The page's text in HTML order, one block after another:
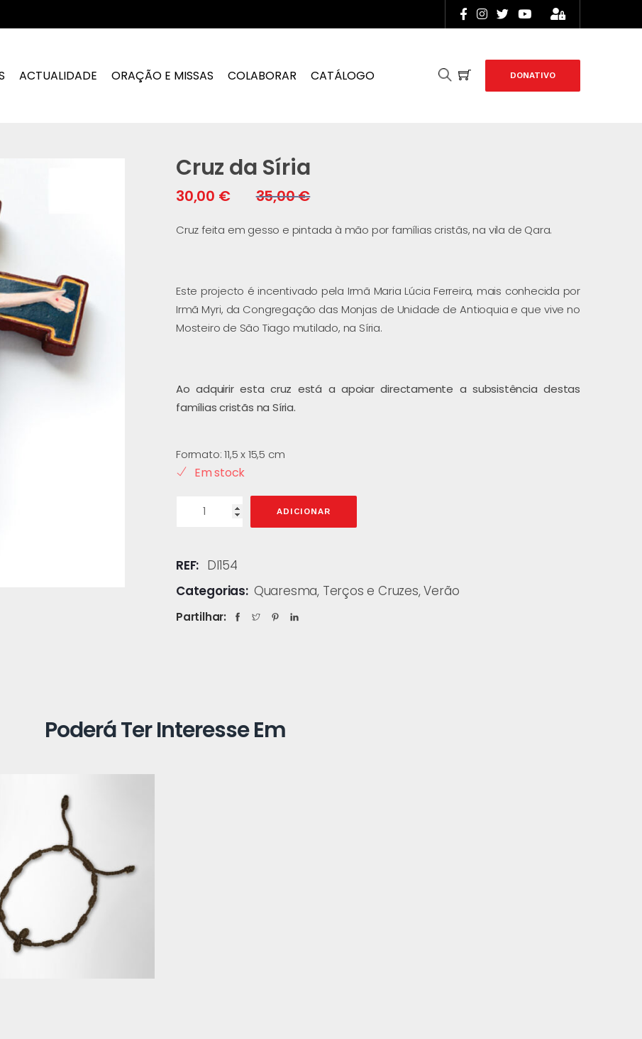
ACTUALIDADE ORAÇÃO E MISSAS COLABORAR CATÁLOGO DONATIVO
Cruz da Síria
35,00€
30,00 €
Cruz feita em gesso e pintada à mão por famílias cristãs, na vila de Qara.
Este projecto é incentivado pela Irmã Maria Lúcia Ferreira, mais conhecida por
Irmã Myri, da Congregação das Monjas de Unidade de Antioquia e que vive no
Mosteiro de São Tiago mutilado, na Síria.
Ao adquirir esta cruz está a apoiar directamente a subsistência destas
famílias cristãs na Síria.
Formato: 11,5 x 15,5 cm
Em stock
ADICIONAR
REF: DI154
Categorias: Quaresma, Terços e Cruzes,Verão
Partilhar:
Poderá Ter Interesse Em